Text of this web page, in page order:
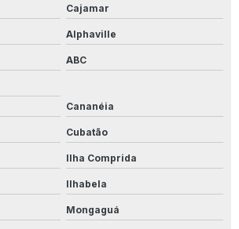
Piso Porcelanato
Piso De Quintal
Pisos Ceramica
Porcelanato Amadeirado
Porcelanato Branco
Porcelanato Fosco
Porcelanato Polido Pós Obra
Cajamar
Alphaville
ABC
Cananéia
Cubatão
Ilha Comprida
Ilhabela
Mongaguá